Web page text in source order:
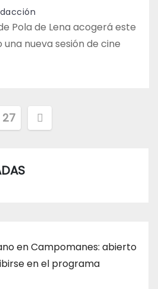
Pola de Lena acogerá este
nueva sesión de cine
27
en Campomanes: abierto
en el programa